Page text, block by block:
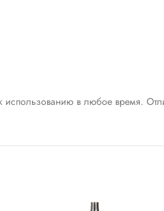
использованию в любое время.